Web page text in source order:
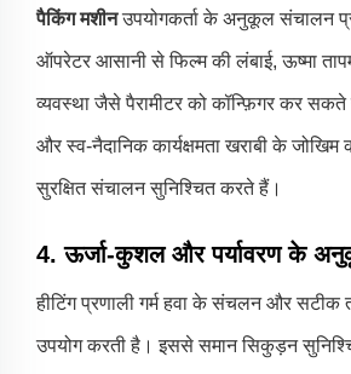
पैकिंग मशीनउपयोगकर्ता के अनुकूल संचालन
ऑपरेटर आसानी से फिल्म की लंबाई, ऊष्मा
व्यवस्था जैसे पैरामीटर को कॉन्फ़िगर कर सकते
और स्व-नैदानिक कार्यक्षमता खराबी के
सुरक्षित संचालन सुनिश्चित करते हैं।
4. ऊर्जा-कुशल और पर्यावरण के
हीटिंग प्रणाली गर्म हवा के संचलन और सटीक
उपयोग करती है। इससे समान सिकुड़न